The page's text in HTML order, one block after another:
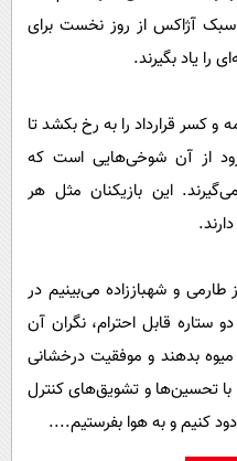
آژاکس از روز نخست برای
را یاد بگیرند.
کسر قرارداد را به رخ بکشد تا
برود از آن شوخی‌هایی است که
این بازیکنان مثل هر
و شهباززاده می‌بینیم در
قابل احترام، نگران آن
بدهند و موفقیت درخشانی
تحسین‌ها و تشویق‌های کنترل
کنیم و به هوا بفرستیم....